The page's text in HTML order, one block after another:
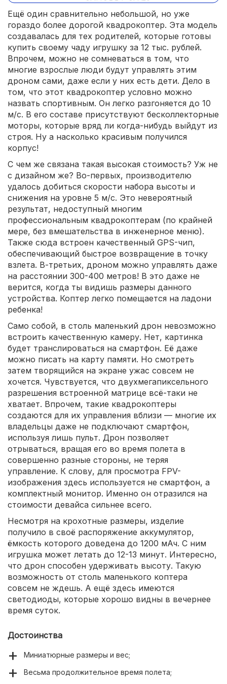
Ещё один сравнительно небольшой, но уже
гораздо более дорогой квадрокоптер. Эта модель
создавалась для тех родителей, которые готовы
купить своему чаду игрушку за 12 тыс. рублей.
Впрочем, можно не сомневаться в том, что
многие взрослые люди будут управлять этим
дроном сами, даже если у них есть дети. Дело в
том, что этот квадрокоптер условно можно
назвать спортивным. Он легко разгоняется до 10
м/с. В его составе присутствуют бесколлекторные
моторы, которые вряд ли когда-нибудь выйдут из
строя. Ну а насколько красивым получился
корпус!
С чем же связана такая высокая стоимость? Уж не
с дизайном же? Во-первых, производителю
удалось добиться скорости набора высоты и
снижения на уровне 5 м/с. Это невероятный
результат, недоступный многим
профессиональным квадрокоптерам (по крайней
мере, без вмешательства в инженерное меню).
Также сюда встроен качественный GPS-чип,
обеспечивающий быстрое возвращение в точку
взлета. В-третьих, дроном можно управлять даже
на расстоянии 300-400 метров! В это даже не
верится, когда ты видишь размеры данного
устройства. Коптер легко помещается на ладони
ребенка!
Само собой, в столь маленький дрон невозможно
встроить качественную камеру. Нет, картинка
будет транслироваться на смартфон. Её даже
можно писать на карту памяти. Но смотреть
затем творящийся на экране ужас совсем не
хочется. Чувствуется, что двухмегапиксельного
разрешения встроенной матрице всё-таки не
хватает. Впрочем, такие квадрокоптеры
создаются для их управления вблизи — многие их
владельцы даже не подключают смартфон,
используя лишь пульт. Дрон позволяет
отрываться, вращая его во время полета в
совершенно разные стороны, не теряя
управление. К слову, для просмотра FPV-
изображения здесь используется не смартфон, а
комплектный монитор. Именно он отразился на
стоимости девайса сильнее всего.
Несмотря на крохотные размеры, изделие
получило в своё распоряжение аккумулятор,
ёмкость которого доведена до 1200 мАч. С ним
игрушка может летать до 12-13 минут. Интересно,
что дрон способен удерживать высоту. Такую
возможность от столь маленького коптера
совсем не ждешь. А ещё здесь имеются
светодиоды, которые хорошо видны в вечернее
время суток.
Достоинства
Миниатюрные размеры и вес;
Весьма продолжительное время полета;